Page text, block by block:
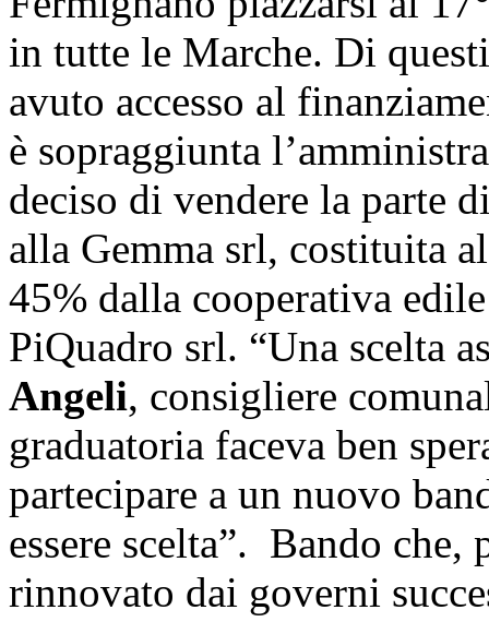
in tutte le Marche. Di
avuto accesso al
è sopraggiunta
deciso di vendere la parte
alla Gemma srl, costituita
45% dalla cooperativa
PiQuadro srl. “Una scelta
Angeli, consigliere
graduatoria faceva ben
partecipare a un nuovo
essere scelta”. Bando che,
rinnovato dai governi